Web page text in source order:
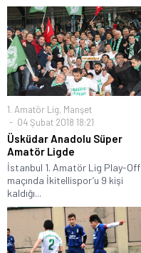
1. Amatör Lig, Manşet
04 Şubat 2018 18:21
Üsküdar Anadolu Süper
Amatör Ligde
İstanbul 1. Amatör Lig Play-Off
maçında İkitellispor’u 9 kişi
kaldığı...